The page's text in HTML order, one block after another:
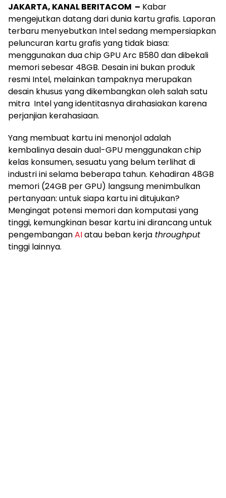
JAKARTA, KANAL BERITACOM – Kabar
mengejutkan datang dari dunia kartu grafis. Laporan
terbaru menyebutkan Intel sedang mempersiapkan
peluncuran kartu grafis yang tidak biasa:
menggunakan dua chip GPU Arc B580 dan dibekali
memori sebesar 48GB. Desain ini bukan produk
resmi Intel, melainkan tampaknya merupakan
desain khusus yang dikembangkan oleh salah satu
mitra Intel yang identitasnya dirahasiakan karena
perjanjian kerahasiaan.
Yang membuat kartu ini menonjol adalah
kembalinya desain dual-GPU menggunakan chip
kelas konsumen, sesuatu yang belum terlihat di
industri ini selama beberapa tahun. Kehadiran 48GB
memori (24GB per GPU) langsung menimbulkan
pertanyaan: untuk siapa kartu ini ditujukan?
Mengingat potensi memori dan komputasi yang
tinggi, kemungkinan besar kartu ini dirancang untuk
pengembanganAIatau beban kerja throughput
tinggi lainnya.